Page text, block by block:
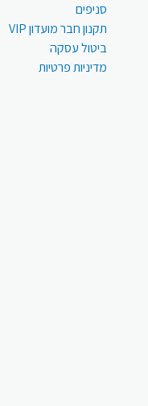
סניפים
תקנון חבר מועדון VIP
ביטול עסקה
מדיניות פרטיות